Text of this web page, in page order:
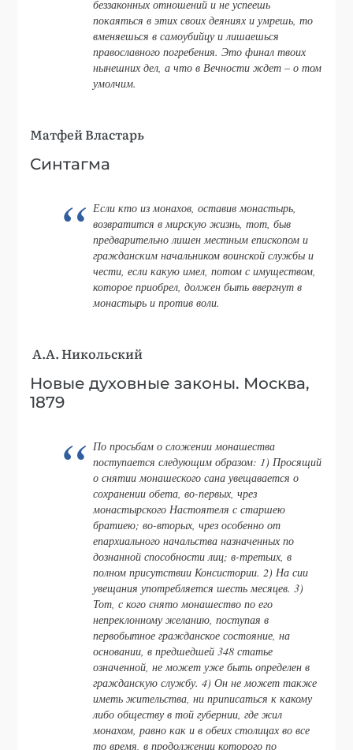
беззаконных отношений и не успеешь
покаяться в этих своих деяниях и умрешь, то
вменяешься в самоубийцу и лишаешься
православного погребения. Это финал твоих
нынешних дел, а что в Вечности ждет – о том
умолчим.
Матфей Властарь
Синтагма
Если кто из монахов, оставив монастырь,
возвратится в мирскую жизнь, тот, быв
предварительно лишен местным епископом и
гражданским начальником воинской службы и
чести, если какую имел, потом с имуществом,
которое приобрел, должен быть ввергнут в
монастырь и против воли.
А.А. Никольский
Новые духовные законы. Москва,
1879
По просьбам о сложении монашества
поступается следующим образом: 1) Просящий
о снятии монашеского сана увещавается о
сохранении обета, во-первых, чрез
монастырского Настоятеля с старшею
братиею; во-вторых, чрез особенно от
епархиального начальства назначенных по
дознанной способности лиц; в-третьих, в
полном присутствии Консистории. 2) На сии
увещания употребляется шесть месяцев. 3)
Тот, с кого снято монашество по его
непреклонному желанию, поступая в
первобытное гражданское состояние, на
основании, в предшедшей 348 статье
означенной, не может уже быть определен в
гражданскую службу. 4) Он не может также
иметь жительства, ни приписаться к какому
либо обществу в той губернии, где жил
монахом, равно как и в обеих столицах во все
то время, в продолжении которого по